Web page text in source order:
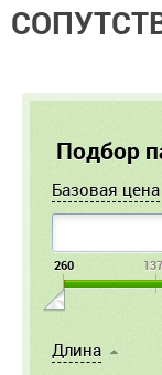
Подбор
Базовая цена
260
Длина